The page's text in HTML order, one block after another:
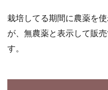
今までは
ときに、
栽培してる期間に農薬を
が、無農薬と表示して販
す。